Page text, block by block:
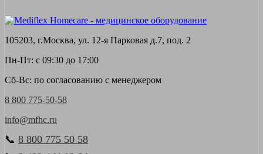
105203, г.Москва, ул. 12-я Парковая д.7, под. 2
Пн-Пт: с 09:30 до 17:00
Сб-Вс: по согласованию с менеджером
8 800 775-50-58
info@mfhc.ru
📞 8 800 775 50 58